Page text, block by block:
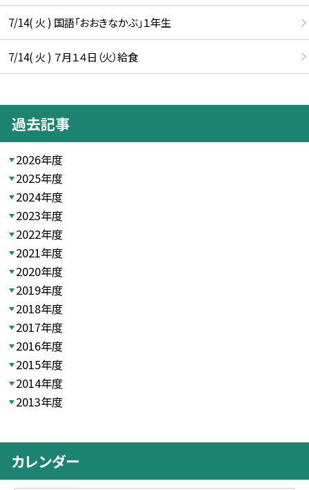
7/14( 火 ) 国語「おおきなかぶ」１年生
7/14( 火 ) ７月１４日（火）給食
過去記事
2026年度
2025年度
2024年度
2023年度
2022年度
2021年度
2020年度
2019年度
2018年度
2017年度
2016年度
2015年度
2014年度
2013年度
カレンダー